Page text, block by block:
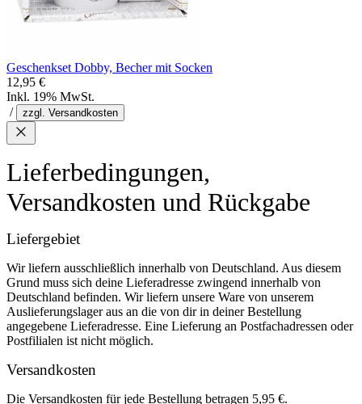
Geschenkset Dobby, Becher mit Socken
12,95 €
Inkl. 19% MwSt.
/
zzgl. Versandkosten
Lieferbedingungen,
Versandkosten und Rückgabe
Liefergebiet
Wir liefern ausschließlich innerhalb von Deutschland. Aus diesem
Grund muss sich deine Lieferadresse zwingend innerhalb von
Deutschland befinden. Wir liefern unsere Ware von unserem
Auslieferungslager aus an die von dir in deiner Bestellung
angegebene Lieferadresse. Eine Lieferung an Postfachadressen oder
Postfilialen ist nicht möglich.
Versandkosten
Die Versandkosten für jede Bestellung betragen 5,95 €.